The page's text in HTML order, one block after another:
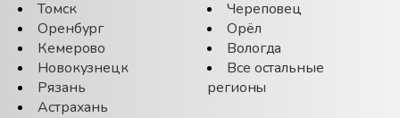
Томск
Оренбург
Кемерово
Новокузнецк
Рязань
Астрахань
Череповец
Орёл
Вологда
Все остальные
регионы